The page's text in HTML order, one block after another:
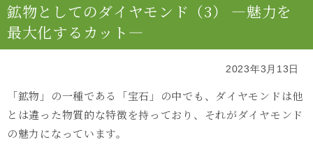
鉱物としてのダイヤモンド（3） ―魅力を
最大化するカット―
2023年3月13日
「鉱物」の一種である「宝石」の中でも、ダイヤモンドは他
とは違った物質的な特徴を持っており、それがダイヤモンド
の魅力になっています。